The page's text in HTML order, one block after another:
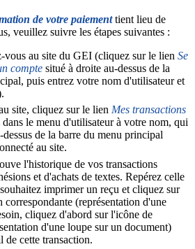
de votre paiementtient lieu de
veuillez suivre les étapes suivantes :
vous au site du GEI (cliquez sur le lien Se
compte situé à droite au-dessus de la
puis entrez votre nom d'utilisateur et
site, cliquez sur le lien Mes transactions
le menu d'utilisateur à votre nom, qui
de la barre du menu principal
au site.
l'historique de vos transactions
et d'achats de textes. Repérez celle
imprimer un reçu et cliquez sur
(représentation d'une
cliquez d'abord sur l'icône de
d'une loupe sur un document)
cette transaction.